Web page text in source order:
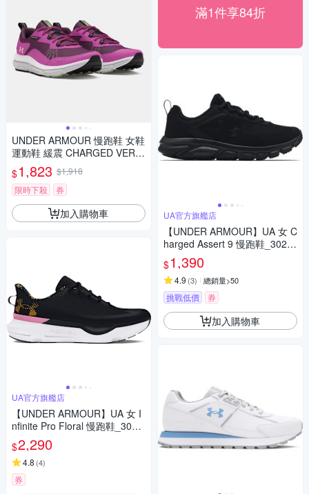
UNDER ARMOUR 慢跑鞋 女鞋
運動鞋 緩震 CHARGED VERS
SERT 2 紫 3027180-501
$1,823 $1,918
限時下殺
券
加入購物車
UA官方旗艦店
【UNDER ARMOUR】UA 女 I
nfinite Pro Floral 慢跑鞋_3028
104-001
$2,290
4.8 (4)
券
滿1件享84折
UA官方旗艦店
【UNDER ARMOUR】UA 女 C
harged Assert 9 慢跑鞋_3024
591-002
$1,390
4.9 (3) 總銷量>50
挑戰低價 券
加入購物車